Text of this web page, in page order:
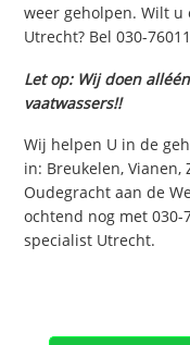
weer geholpen. Wilt
Utrecht? Bel 030-
Let op: Wij doen
vaatwassers!!
Wij helpen U in de
in: Breukelen,
Oudegracht aan de
ochtend nog met
specialist Utrecht.